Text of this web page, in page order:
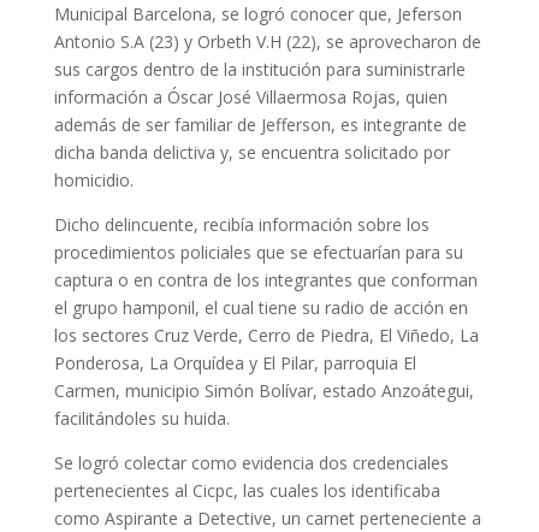
Municipal Barcelona, se logró conocer que, Jeferson
Antonio S.A (23) y Orbeth V.H (22), se aprovecharon de
sus cargos dentro de la institución para suministrarle
información a Óscar José Villaermosa Rojas, quien
además de ser familiar de Jefferson, es integrante de
dicha banda delictiva y, se encuentra solicitado por
homicidio.
Dicho delincuente, recibía información sobre los
procedimientos policiales que se efectuarían para su
captura o en contra de los integrantes que conforman
el grupo hamponil, el cual tiene su radio de acción en
los sectores Cruz Verde, Cerro de Piedra, El Viñedo, La
Ponderosa, La Orquídea y El Pilar, parroquia El
Carmen, municipio Simón Bolívar, estado Anzoátegui,
facilitándoles su huida.
Se logró colectar como evidencia dos credenciales
pertenecientes al Cicpc, las cuales los identificaba
como Aspirante a Detective, un carnet perteneciente a